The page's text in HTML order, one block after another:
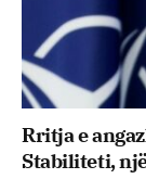
Rritja e
Stabiliteti,